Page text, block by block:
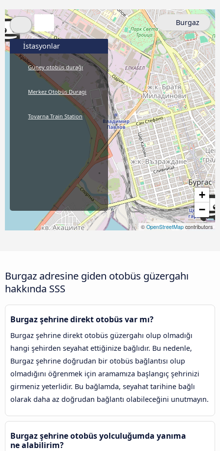
+
−
© OpenStreetMap contributors
İstasyonlar
Güney otobüs durağı
Merkez Otobüs Duragi
Tovarna Train Station
Burgaz
Burgaz adresine giden otobüs güzergahı
hakkında SSS
Burgaz şehrine direkt otobüs var mı?
Burgaz şehrine direkt otobüs güzergahı olup olmadığı
hangi şehirden seyahat ettiğinize bağlıdır. Bu nedenle,
Burgaz şehrine doğrudan bir otobüs bağlantısı olup
olmadığını öğrenmek için aramamıza başlangıç şehrinizi
girmeniz yeterlidir. Bu bağlamda, seyahat tarihine bağlı
olarak daha az doğrudan bağlantı olabileceğini unutmayın.
Burgaz şehrine otobüs yolculuğumda yanıma
ne alabilirim?